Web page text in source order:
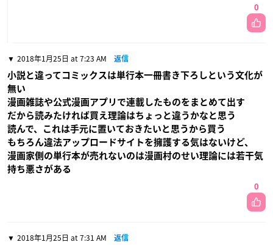
0
2018年1月25日 at 7:23 AM 返信
小説と違ってコミックスは単行本一冊書き下ろしという文化が
無い
漫画雑誌や公式漫画アプリで連載したものをまとめて出す
だから読みたければ買え理論はちょっと違うかなと思う
読んで、これは手元に置いておきたいと思うから買う
もちろん違法アップロードサイトを擁護する気はないけど、
漫画家側の単行本が売れないのは漫画村のせい理論には若干気
持ち悪さがある
0
2018年1月25日 at 7:31 AM 返信